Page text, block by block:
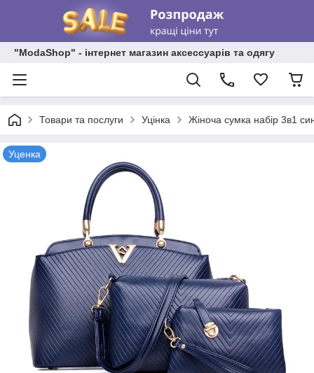
"ModaShop" - інтернет магазин аксессуарів та одягу
Товари та послуги Уцінка Жіноча сумка набір 3в1
Уценка